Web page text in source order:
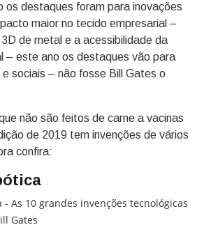
os destaques foram para inovações
maior no tecido empresarial –
de metal e a acessibilidade da
– este ano os destaques vão para
sociais – não fosse Bill Gates o
não são feitos de carne a vacinas
de 2019 tem invenções de vários
confira: